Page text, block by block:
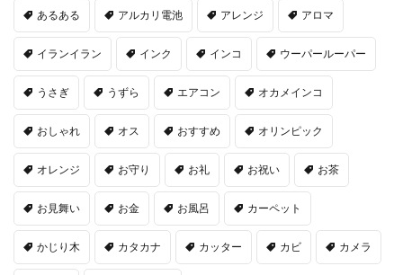
あるある アルカリ電池 アレンジ アロマ
イランイラン インク インコ ウーパールーパー
うさぎ うずら エアコン オカメインコ
おしゃれ オス おすすめ オリンピック
オレンジ お守り お礼 お祝い お茶
お見舞い お金 お風呂 カーペット
かじり木 カタカナ カッター カビ カメラ